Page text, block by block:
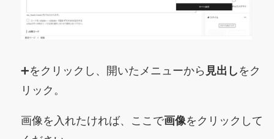
➕をクリックし、開いたメニューから 見出し をク
リック。
画像を入れたければ、ここで画像をクリックして